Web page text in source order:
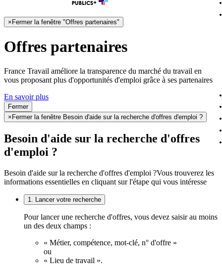
× Fermer la fenêtre "Offres partenaires"
Offres partenaires
France Travail améliore la transparence du marché du travail en
vous proposant plus d'opportunités d'emploi grâce à ses partenaires
En savoir plus
Fermer
× Fermer la fenêtre Besoin d'aide sur la recherche d'offres d'emploi ?
Besoin d'aide sur la recherche d'offres
d'emploi ?
Besoin d'aide sur la recherche d'offres d'emploi ?Vous trouverez les
informations essentielles en cliquant sur l'étape qui vous intéresse
1. Lancer votre recherche
Pour lancer une recherche d'offres, vous devez saisir au moins
un des deux champs :
« Métier, compétence, mot-clé, n° d'offre »
ou
« Lieu de travail ».